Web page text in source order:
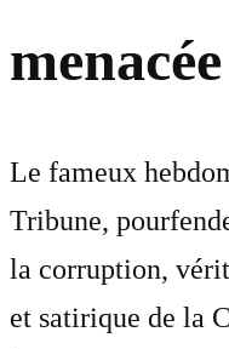
menacée
Le fameux
Tribune,
la corruption,
et satirique de la